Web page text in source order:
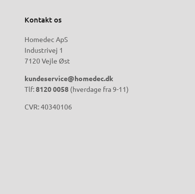
Kontakt os
Homedec ApS
Industrivej 1
7120 Vejle Øst
kundeservice@homedec.dk
Tlf:8120 0058 (hverdage fra 9-11)
CVR: 40340106